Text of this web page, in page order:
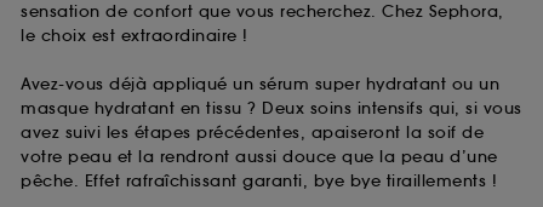
sensation de confort que vous recherchez. Chez Sephora,
le choix est extraordinaire !
Avez-vous déjà appliqué un sérum super hydratant ou un
masque hydratant en tissu ? Deux soins intensifs qui, si vous
avez suivi les étapes précédentes, apaiseront la soif de
votre peau et la rendront aussi douce que la peau d’une
pêche. Effet rafraîchissant garanti, bye bye tiraillements !